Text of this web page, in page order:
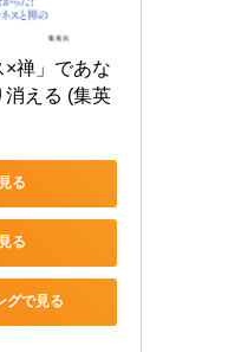
×禅」であな
消える (集英
る
る
グで見る